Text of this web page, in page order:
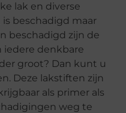
lak en diverse
beschadigd maar
beschadigd zijn de
iedere denkbare
groot? Dan kunt u
Deze lakstiften zijn
als primer als
weg te